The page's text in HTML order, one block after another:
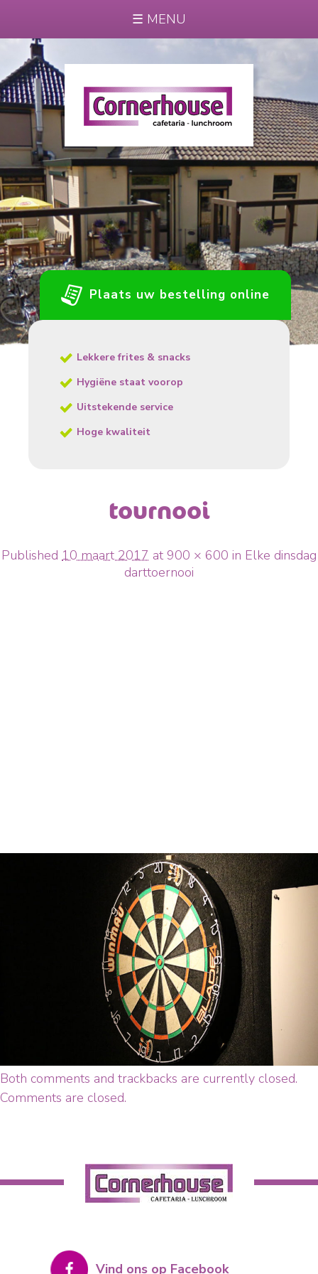
☰ MENU
Plaats uw bestelling online
Lekkere frites & snacks
Hygiëne staat voorop
Uitstekende service
Hoge kwaliteit
tournooi
Published 10 maart 2017 at 900 × 600 in Elke dinsdag
darttoernooi
Both comments and trackbacks are currently closed.
Comments are closed.
Vind ons op Facebook